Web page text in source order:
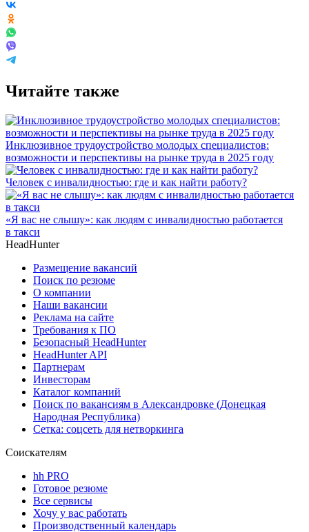
Читайте также
Инклюзивное трудоустройство молодых специалистов:
возможности и перспективы на рынке труда в 2025 году
Человек с инвалидностью: где и как найти работу?
«Я вас не слышу»: как людям с инвалидностью работается
в такси
HeadHunter
Размещение вакансий
Поиск по резюме
О компании
Наши вакансии
Реклама на сайте
Требования к ПО
Безопасный HeadHunter
HeadHunter API
Партнерам
Инвесторам
Каталог компаний
Поиск по вакансиям в Александровке (Донецкая
Народная Республика)
Сетка: соцсеть для нетворкинга
Соискателям
hh PRO
Готовое резюме
Все сервисы
Хочу у вас работать
Производственный календарь